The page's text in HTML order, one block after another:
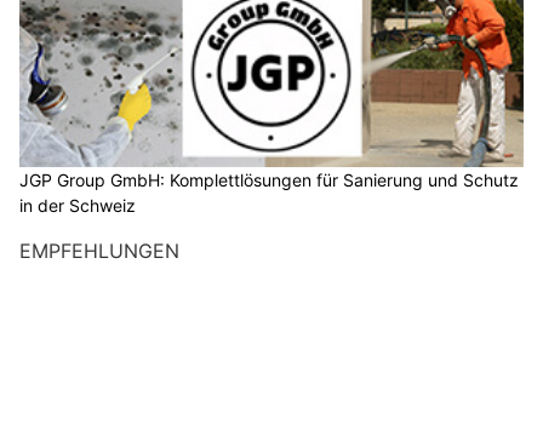
JGP Group GmbH: Komplettlösungen für Sanierung und Schutz
in der Schweiz
EMPFEHLUNGEN